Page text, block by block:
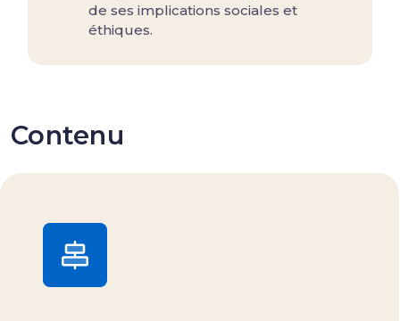
de ses implications sociales et
éthiques.
Contenu